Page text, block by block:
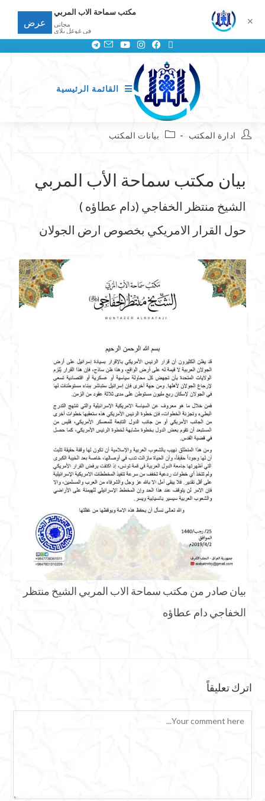
القائمة الرئيسية
ادارة المكتب بيانات المكتب
بيان مكتب سماحة الأب المربي
الشيخ منتظر الخفاجي (دام عطاؤه )
حول القرار الامريكي بخصوص ارض الجولان
بيان صادر من مكتب سماحة الاب المربي الشيخ منتظر
الخفاجي دام عطاؤه
اترك تعليقاً
✕
مكتب سماحة الاب المربي
مجانى
في غوغل بلاي
عرض